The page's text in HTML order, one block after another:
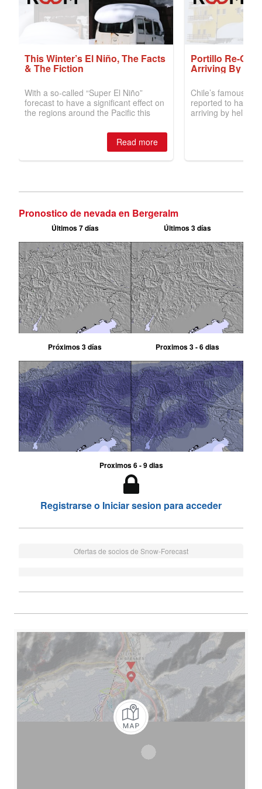
Pronostico de nevada en Bergeralm
Últimos 7 días Últimos 3 días
Próximos 3 días Proximos 3 - 6 dias
Proximos 6 - 9 dias
Registrarse o Iniciar sesion para acceder
Ofertas de socios de Snow-Forecast